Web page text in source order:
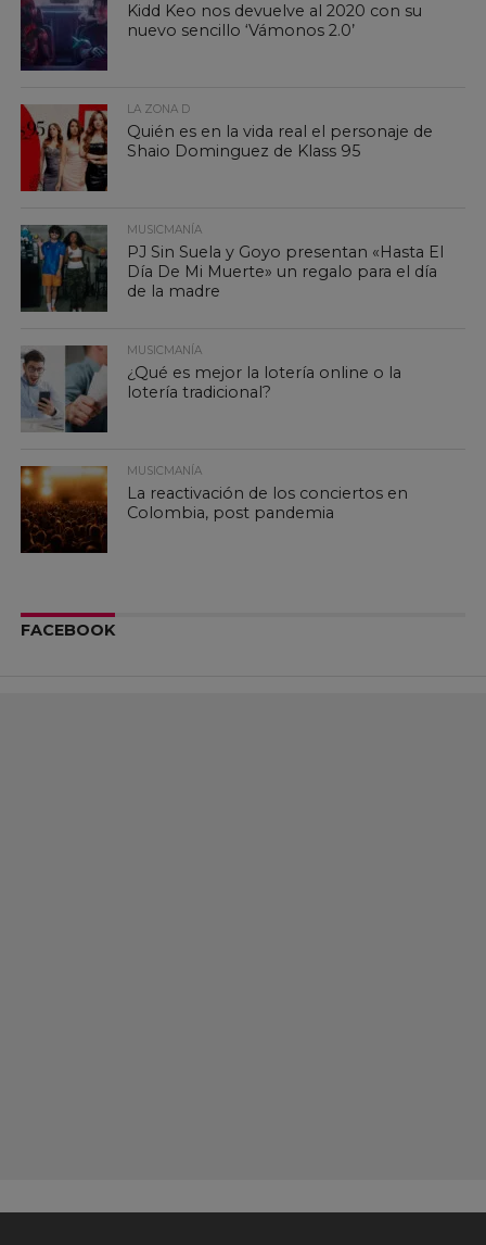
Kidd Keo nos devuelve al 2020 con su
nuevo sencillo ‘Vámonos 2.0’
LA ZONA D
Quién es en la vida real el personaje de
Shaio Dominguez de Klass 95
MUSICMANÍA
PJ Sin Suela y Goyo presentan «Hasta El
Día De Mi Muerte» un regalo para el día
de la madre
MUSICMANÍA
¿Qué es mejor la lotería online o la
lotería tradicional?
MUSICMANÍA
La reactivación de los conciertos en
Colombia, post pandemia
FACEBOOK